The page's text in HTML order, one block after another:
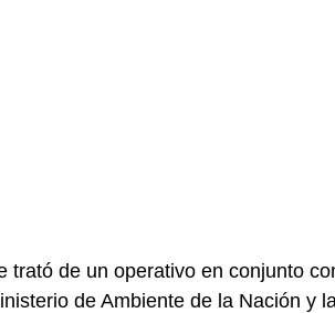
trató de un operativo en conjunto
de Ambiente de la Nación y